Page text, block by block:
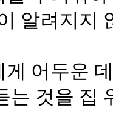
알려지지
게 어두운
는 것을 집